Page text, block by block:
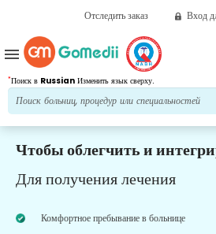
Отследить заказ Вход
*Поиск в Russian Изменить язык сверху.
menu
Чтобы облегчить и
Для получения лечения
Комфортное пребывание в больнице